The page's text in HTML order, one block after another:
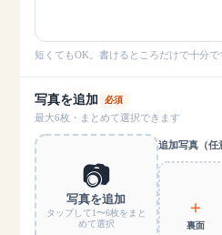
写真を追加
必須
最大6枚・まとめて選択できます
📷
写真を追加
タップして1〜6枚をまと
めて選択
追加写真（任
＋
裏面
短くてもOK。書けるところだけで十分で